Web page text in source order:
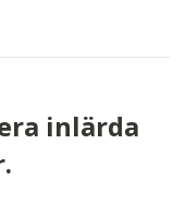
X
inlärda